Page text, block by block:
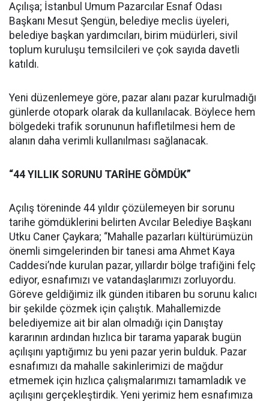
Açılışa; İstanbul Umum Pazarcılar Esnaf Odası
Başkanı Mesut Şengün, belediye meclis üyeleri,
belediye başkan yardımcıları, birim müdürleri, sivil
toplum kuruluşu temsilcileri ve çok sayıda davetli
katıldı.
Yeni düzenlemeye göre, pazar alanı pazar kurulmadığı
günlerde otopark olarak da kullanılacak. Böylece hem
bölgedeki trafik sorununun hafifletilmesi hem de
alanın daha verimli kullanılması sağlanacak.
“44 YILLIK SORUNU TARİHE GÖMDÜK”
Açılış töreninde 44 yıldır çözülemeyen bir sorunu
tarihe gömdüklerini belirten Avcılar Belediye Başkanı
Utku Caner Çaykara; “Mahalle pazarları kültürümüzün
önemli simgelerinden bir tanesi ama Ahmet Kaya
Caddesi’nde kurulan pazar, yıllardır bölge trafiğini felç
ediyor, esnafımızı ve vatandaşlarımızı zorluyordu.
Göreve geldiğimiz ilk günden itibaren bu sorunu kalıcı
bir şekilde çözmek için çalıştık. Mahallemizde
belediyemize ait bir alan olmadığı için Danıştay
kararının ardından hızlıca bir tarama yaparak bugün
açılışını yaptığımız bu yeni pazar yerin bulduk. Pazar
esnafımızı da mahalle sakinlerimizi de mağdur
etmemek için hızlıca çalışmalarımızı tamamladık ve
açılışını gerçekleştirdik. Yeni yerimiz hem esnafımıza